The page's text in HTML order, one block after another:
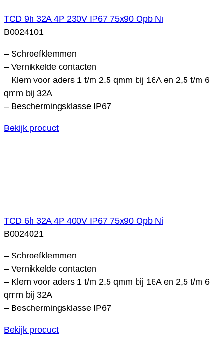
TCD 9h 32A 4P 230V IP67 75x90 Opb Ni
B0024101
– Schroefklemmen
– Vernikkelde contacten
– Klem voor aders 1 t/m 2.5 qmm bij 16A en 2,5 t/m 6
qmm bij 32A
– Beschermingsklasse IP67
Bekijk product
TCD 6h 32A 4P 400V IP67 75x90 Opb Ni
B0024021
– Schroefklemmen
– Vernikkelde contacten
– Klem voor aders 1 t/m 2.5 qmm bij 16A en 2,5 t/m 6
qmm bij 32A
– Beschermingsklasse IP67
Bekijk product